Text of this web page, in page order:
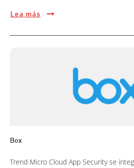
Lea más
Box
Trend Micro Cloud App Security se